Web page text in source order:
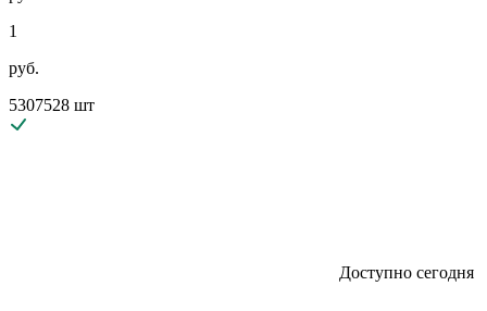
1
руб.
5307528 шт
Доступно сегодня